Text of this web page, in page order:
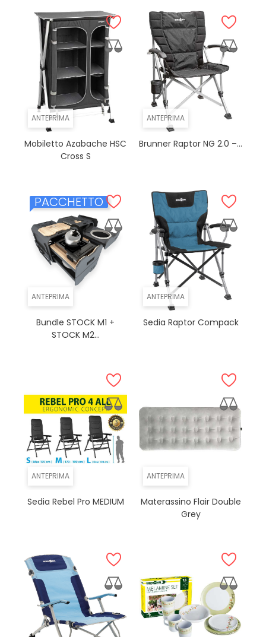
ANTEPRIMA
Mobiletto Azabache HSC
Cross S
ANTEPRIMA
Brunner Raptor NG 2.0 –...
ANTEPRIMA
PACCHETTO
Bundle STOCK M1 +
STOCK M2...
ANTEPRIMA
Sedia Raptor Compack
ANTEPRIMA
Sedia Rebel Pro MEDIUM
ANTEPRIMA
Materassino Flair Double
Grey